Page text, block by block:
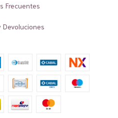
Frecuentes
Devoluciones